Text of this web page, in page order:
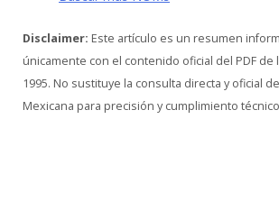
Disclaimer: Este artículo es un resumen
únicamente con el contenido oficial del PDF de
1995. No sustituye la consulta directa y oficial
Mexicana para precisión y cumplimiento